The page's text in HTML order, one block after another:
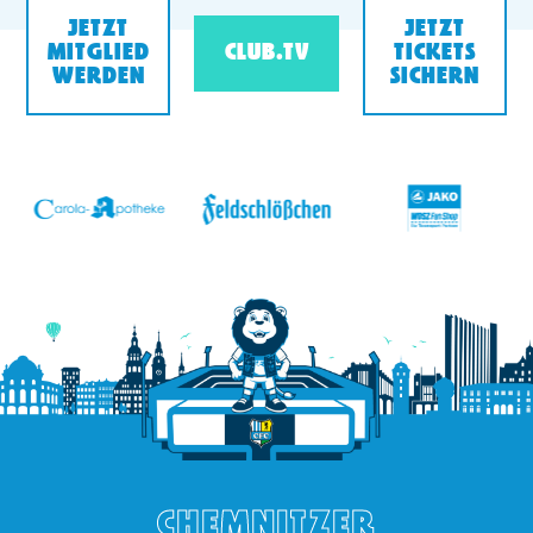
JETZT
MITGLIED
WERDEN
CLUB.TV
JETZT
TICKETS
SICHERN